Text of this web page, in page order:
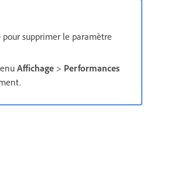
pour supprimer le paramètre
Affichage > Performances